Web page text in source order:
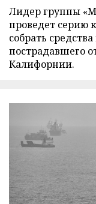
Лидер группы
проведет серию
собрать
пострадавшего
Калифорнии.